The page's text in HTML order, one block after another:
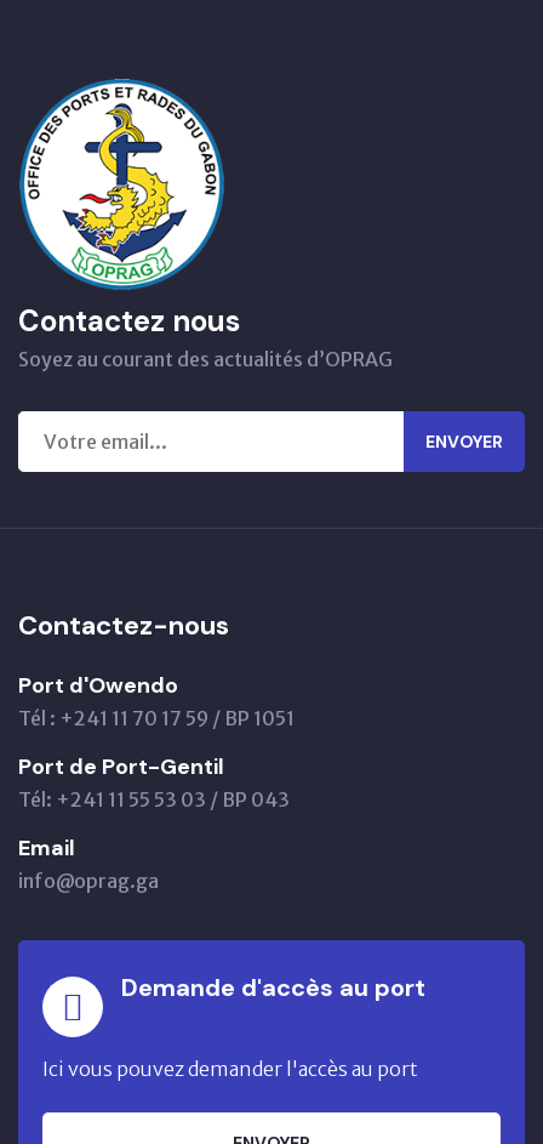
Contactez nous
Soyez au courant des actualités d’OPRAG
ENVOYER
Contactez-nous
Port d'Owendo
Tél : +241 11 70 17 59 / BP 1051
Port de Port-Gentil
Tél: +241 11 55 53 03 / BP 043
Email
info@oprag.ga
Demande d'accès au port
Ici vous pouvez demander l'accès au port